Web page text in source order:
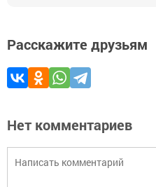
Расскажите друзьям
Нет комментариев